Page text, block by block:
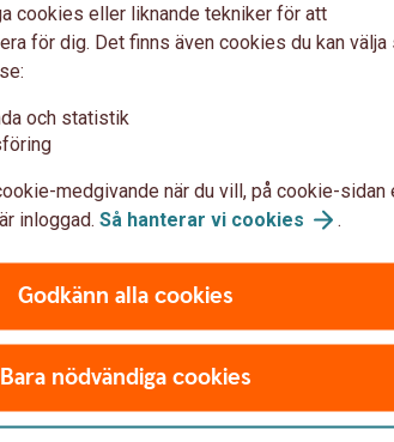
Tips!
cookies eller liknande tekniker för att
för dig. Det finns även cookies du kan välja
och statistik
medgivande när du vill, på cookie-sidan
inloggad. Så hanterar vi cookies .
Godkänn alla cookies
Bara nödvändiga cookies